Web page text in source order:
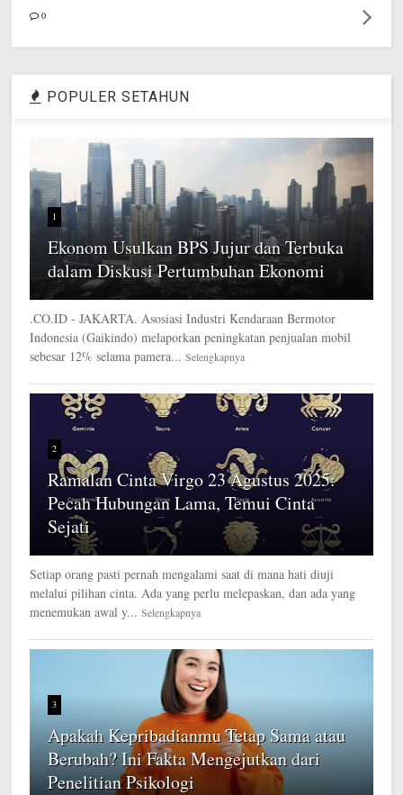
0
POPULER SETAHUN
1
Ekonom Usulkan BPS Jujur dan Terbuka
dalam Diskusi Pertumbuhan Ekonomi
.CO.ID - JAKARTA. Asosiasi Industri Kendaraan Bermotor
Indonesia (Gaikindo) melaporkan peningkatan penjualan mobil
sebesar 12% selama pamera... Selengkapnya
2
Ramalan Cinta Virgo 23 Agustus 2025:
Pecah Hubungan Lama, Temui Cinta
Sejati
Setiap orang pasti pernah mengalami saat di mana hati diuji
melalui pilihan cinta. Ada yang perlu melepaskan, dan ada yang
menemukan awal y... Selengkapnya
3
Apakah Kepribadianmu Tetap Sama atau
Berubah? Ini Fakta Mengejutkan dari
Penelitian Psikologi